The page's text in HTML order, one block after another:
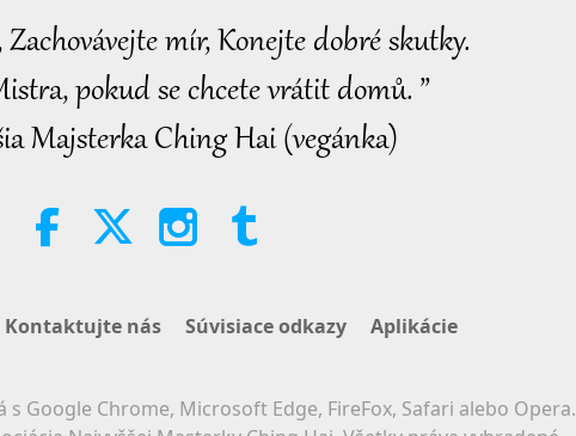
Zachovávejte mír, Konejte dobré skutky.
pokud se chcete vrátit domů. ”
Majsterka Ching Hai (vegánka)
Kontaktujte nás Súvisiace odkazy Aplikácie
Google Chrome, Microsoft Edge, FireFox, Safari alebo Opera.